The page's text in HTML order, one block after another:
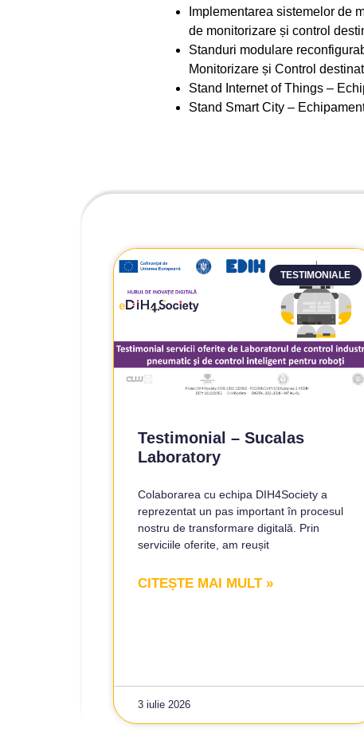
Implementarea sistemelor de
de monitorizare și control
Standuri modulare
Monitorizare și Control
Stand Internet of Things –
Stand Smart City –
TESTIMONIALE
Testimonial – Sucalas
Laboratory
Colaborarea cu echipa DIH4Society a
reprezentat un pas important în procesul
nostru de transformare digitală. Prin
serviciile oferite, am reușit
CITEȘTE MAI MULT »
3 iulie 2026